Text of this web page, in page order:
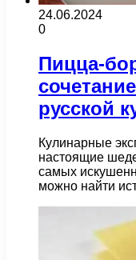
24.06.2024
0
Пицца-
русской
Кулинарные
настоящие
самых
можно найти